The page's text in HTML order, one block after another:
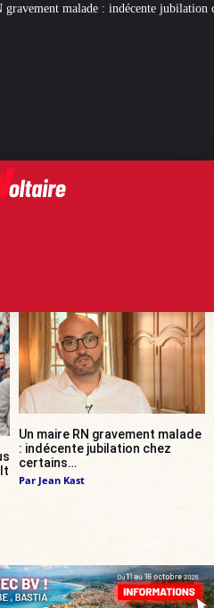
chez certains… Affaire Lyhanna :
Un maire RN gravement malade
: indécente jubilation chez
certains…
Par Jean Kast